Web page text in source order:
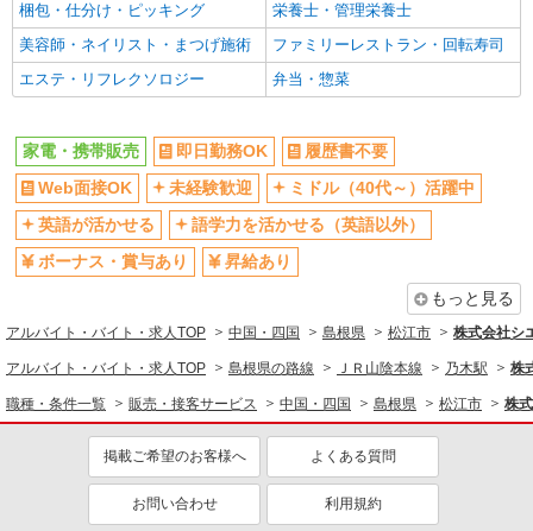
梱包・仕分け・ピッキング
栄養士・管理栄養士
美容師・ネイリスト・まつげ施術
ファミリーレストラン・回転寿司
エステ・リフレクソロジー
弁当・惣菜
家電・携帯販売 即日勤務OK
履歴書不要
Web面接OK
未経験歓迎
ミドル（40代～）活躍中
英語が活かせる
語学力を活かせる（英語以外）
ボーナス・賞与あり
昇給あり
もっと見る
アルバイト・バイト・求人TOP 中国・四国 島根県 松江市 株式会社シ
アルバイト・バイト・求人TOP 島根県の路線 ＪＲ山陰本線 乃木駅 株
職種・条件一覧 販売・接客サービス 中国・四国 島根県 松江市 株
掲載ご希望のお客様へ よくある質問
お問い合わせ 利用規約